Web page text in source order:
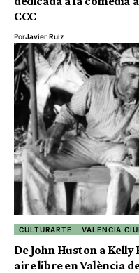
CCC
PorJavier Ruiz
CULTURARTE VALENCIA
De John Huston a
aire libre en València